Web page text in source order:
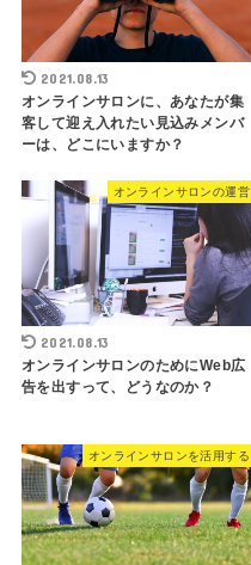
2021.08.13
オンラインサロンに、あなたが集
客して迎え入れたい見込みメンバ
ーは、どこにいますか？
オンラインサロンの運営
2021.08.13
オンラインサロンのためにWeb広
告を出すって、どうなのか？
オンラインサロンを活用する